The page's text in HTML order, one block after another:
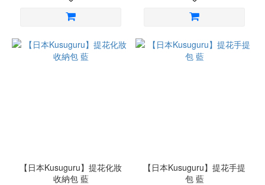
【日本Kusuguru】提花化妝
收納包 藍
【日本Kusuguru】提花手提
包 藍